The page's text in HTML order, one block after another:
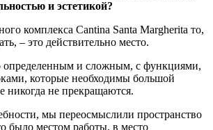
и эстетикой?
комплекса Cantina Santa Margherita то,
– это действительно место.
определенным и сложным, с функциями,
которые необходимы большой
никогда не прекращаются.
мы переосмыслили пространство
было местом работы, в место